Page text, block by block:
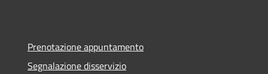
Prenotazione appuntamento
Segnalazione disservizio